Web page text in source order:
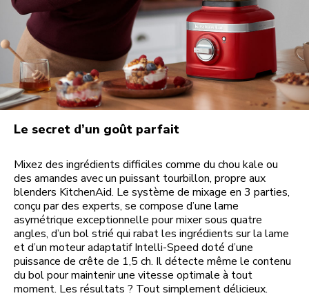
Le secret d’un goût parfait
Mixez des ingrédients difficiles comme du chou kale ou
des amandes avec un puissant tourbillon, propre aux
blenders KitchenAid. Le système de mixage en 3 parties,
conçu par des experts, se compose d’une lame
asymétrique exceptionnelle pour mixer sous quatre
angles, d’un bol strié qui rabat les ingrédients sur la lame
et d’un moteur adaptatif Intelli-Speed doté d’une
puissance de crête de 1,5 ch. Il détecte même le contenu
du bol pour maintenir une vitesse optimale à tout
moment. Les résultats ? Tout simplement délicieux.